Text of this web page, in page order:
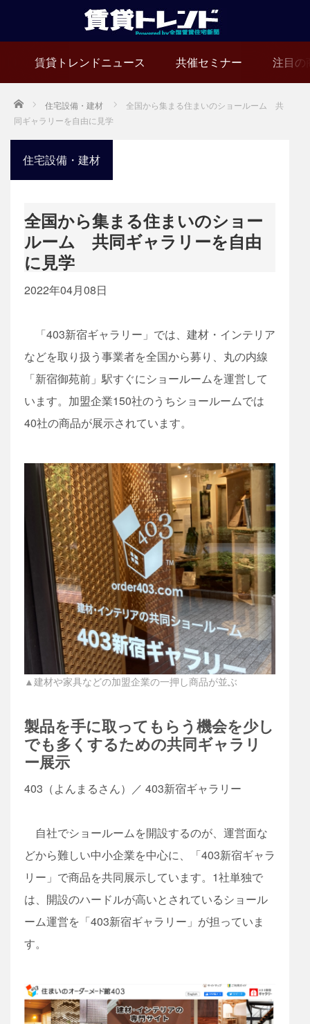
賃貸トレンドニュース 共催セミナー 注目の
Home 住宅設備・建材
全国から集まる住まいのショールーム 共
同ギャラリーを自由に見学
住宅設備・建材
全国から集まる住まいのショー
ルーム 共同ギャラリーを自由
に見学
2022年04月08日
「403新宿ギャラリー」では、建材・インテリア
などを取り扱う事業者を全国から募り、丸の内線
「新宿御苑前」駅すぐにショールームを運営して
います。加盟企業150社のうちショールームでは
40社の商品が展示されています。
▲建材や家具などの加盟企業の一押し商品が並ぶ
製品を手に取ってもらう機会を少し
でも多くするための共同ギャラリ
ー展示
403（よんまるさん）／ 403新宿ギャラリー
自社でショールームを開設するのが、運営面な
どから難しい中小企業を中心に、「403新宿ギャラ
リー」で商品を共同展示しています。1社単独で
は、開設のハードルが高いとされているショール
ーム運営を「403新宿ギャラリー」が担っていま
す。